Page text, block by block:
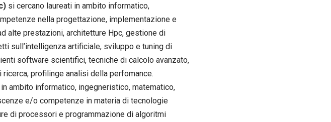
si cercano laureati in ambito informatico,
nella progettazione, implementazione e
alte prestazioni, architetture Hpc, gestione di
sull’intelligenza artificiale, sviluppo e tuning di
software scientifici, tecniche di calcolo avanzato,
profilinge analisi della perfomance.
ambito informatico, ingegneristico, matematico,
e/o competenze in materia di tecnologie
di processori e programmazione di algoritmi